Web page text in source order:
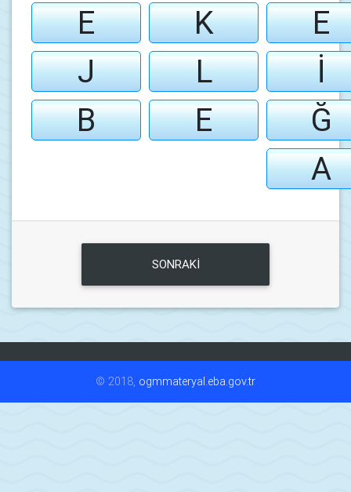
E K
E
J
L
İ
B
E
Ğ
A
SONRAKİ
© 2018, ogmmateryal.eba.gov.tr